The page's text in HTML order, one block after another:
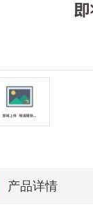
产品详情